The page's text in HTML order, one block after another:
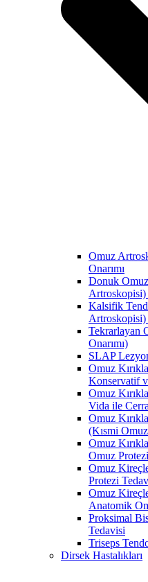
Omuz
Onarımı
Donuk
Artroskopisi)
Kalsifik
Artroskopisi)
Tekrarlayan
Onarımı)
SLAP
Omuz
Konservatif
Omuz
Vida ile
Omuz
(Kısmi
Omuz
Omuz
Omuz
Protezi
Omuz
Anatomik
Proksimal
Tedavisi
Triseps
Dirsek Hastalıkları